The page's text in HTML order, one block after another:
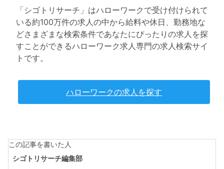
「シゴトリサーチ」はハローワークで受け付けられて
いる約100万件の求人の中から給料や休日、勤務地な
どさまざまな検索条件であなたにぴったりの求人を探
すことができるハローワーク求人専門の求人検索サイ
トです。
ハローワークの求人を探す
この記事を書いた人
シゴトリサーチ編集部